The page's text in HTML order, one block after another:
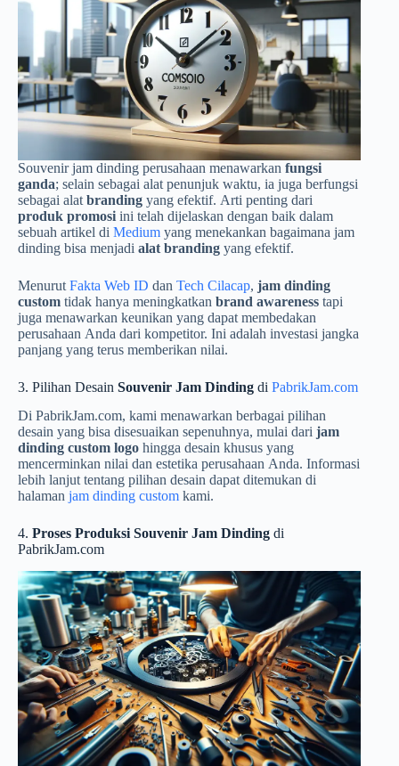
Souvenir jam dinding perusahaan menawarkan fungsi
ganda; selain sebagai alat penunjuk waktu, ia juga berfungsi
sebagai alat branding yang efektif. Arti penting dari
produk promosi ini telah dijelaskan dengan baik dalam
sebuah artikel di Medium yang menekankan bagaimana jam
dinding bisa menjadi alat branding yang efektif.
Menurut Fakta Web ID dan Tech Cilacap, jam dinding
custom tidak hanya meningkatkan brand awareness tapi
juga menawarkan keunikan yang dapat membedakan
perusahaan Anda dari kompetitor. Ini adalah investasi jangka
panjang yang terus memberikan nilai.
3. Pilihan Desain Souvenir Jam Dinding di PabrikJam.com
Di PabrikJam.com, kami menawarkan berbagai pilihan
desain yang bisa disesuaikan sepenuhnya, mulai dari jam
dinding custom logo hingga desain khusus yang
mencerminkan nilai dan estetika perusahaan Anda. Informasi
lebih lanjut tentang pilihan desain dapat ditemukan di
halaman jam dinding custom kami.
4. Proses Produksi Souvenir Jam Dinding di
PabrikJam.com